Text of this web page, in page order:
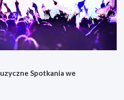
Spotkania we